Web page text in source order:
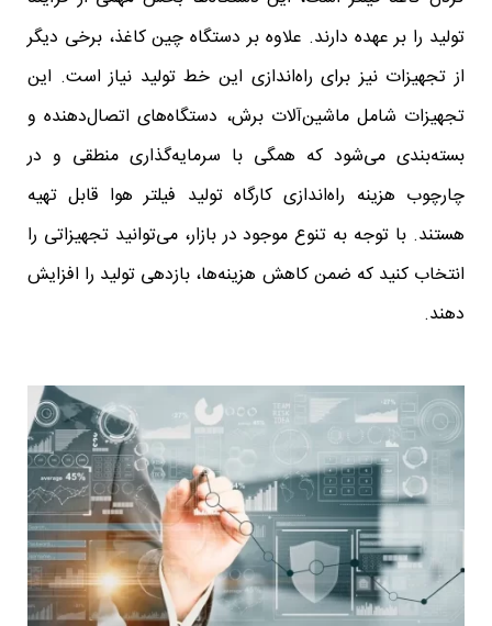
تولید را بر عهده دارند. علاوه بر دستگاه چین کاغذ، برخی دیگر
از تجهیزات نیز برای راه‌اندازی این خط تولید نیاز است. این
تجهیزات شامل ماشین‌آلات برش، دستگاه‌های اتصال‌دهنده و
بسته‌بندی می‌شود که همگی با سرمایه‌گذاری منطقی و در
چارچوب هزینه راه‌اندازی کارگاه تولید فیلتر هوا قابل تهیه
هستند. با توجه به تنوع موجود در بازار، می‌توانید تجهیزاتی را
انتخاب کنید که ضمن کاهش هزینه‌ها، بازدهی تولید را افزایش
دهند.